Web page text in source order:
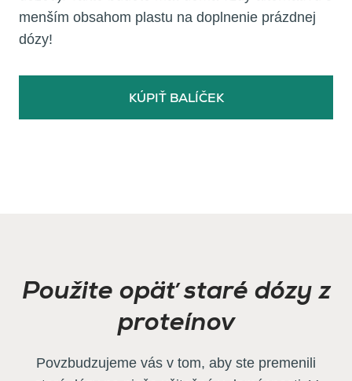
menším obsahom plastu na doplnenie prázdnej
dózy!
KÚPIŤ BALÍČEK
Použite opäť staré dózy z
proteínov
Povzbudzujeme vás v tom, aby ste premenili